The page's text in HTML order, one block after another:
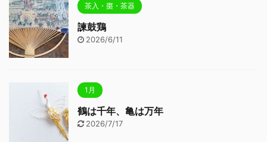
茶入・棗・茶器
諫鼓鶏
2026/6/11
1月
鶴は千年、亀は万年
2026/7/17